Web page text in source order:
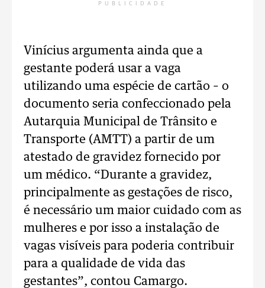
PUBLICIDADE
Vinícius argumenta ainda que a
gestante poderá usar a vaga
utilizando uma espécie de cartão – o
documento seria confeccionado pela
Autarquia Municipal de Trânsito e
Transporte (AMTT) a partir de um
atestado de gravidez fornecido por
um médico. “Durante a gravidez,
principalmente as gestações de risco,
é necessário um maior cuidado com as
mulheres e por isso a instalação de
vagas visíveis para poderia contribuir
para a qualidade de vida das
gestantes”, contou Camargo.